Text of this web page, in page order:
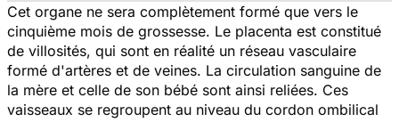
Cet organe ne sera complètement formé que vers le
cinquième mois de grossesse. Le placenta est constitué
de villosités, qui sont en réalité un réseau vasculaire
formé d'artères et de veines. La circulation sanguine de
la mère et celle de son bébé sont ainsi reliées. Ces
vaisseaux se regroupent au niveau du cordon ombilical